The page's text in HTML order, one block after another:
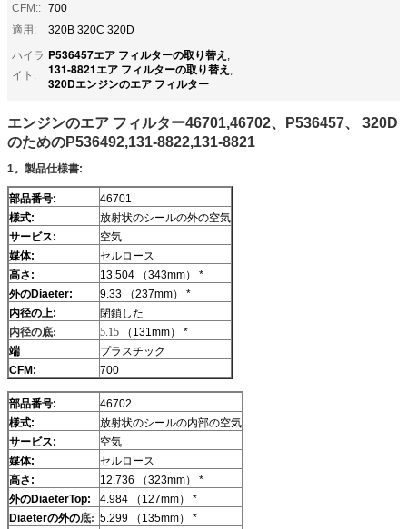
CFM:: 700
適用:
320B 320C 320D
ハイラ
イト:
P536457エア フィルターの取り替え ,
131-8821エア フィルターの取り替え ,
320Dエンジンのエア フィルター
エンジンのエア フィルター46701,46702、P536457、 320D
のためのP536492,131-8822,131-8821
1。製品仕様書:
部品番号:
46701
様式:
放射状のシールの外の空気
サービス:
空気
媒体:
セルロース
高さ:
13.504 （343mm） *
外のDiaeter:
9.33 （237mm） *
内径の上:
閉鎖した
内径の底:
5.15 （131mm） *
端
プラスチック
CFM:
700
部品番号:
46702
様式:
放射状のシールの内部の空気
サービス:
空気
媒体:
セルロース
高さ:
12.736 （323mm） *
外のDiaeterTop:
4.984 （127mm） *
Diaeterの外の底: 5.299 （135mm） *